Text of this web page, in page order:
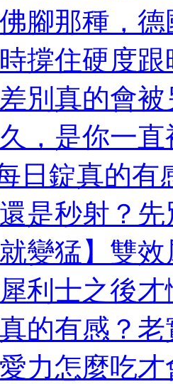
腳那種，
撐住硬度
別真的會
，是你一
日錠真的有
是秒射？
就變猛】雙
利士之後
的有感？
力怎麼吃